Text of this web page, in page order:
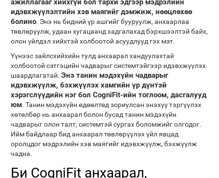
ажиллагааг хийхгүй бол тархи эдгээр мэдрэлийн
идэвхжүүлэлтийн хэв маягийг дэмжиж, нөөцлөхөө
болино. Энэ нь бидний үр ашгийг бууруулж, анхаарлаа
төвлөрүүлж, удаан хугацаанд хадгалахад бэрхшээлтэй байх,
олон үйлдэл хийхтэй холбоотой асуудлууд гэх мэт.
Үүнээс зайлсхийхийн тулд анхаарал хандуулахтай
холбоотой сэтгэцийн чадварыг системтэйгээр идэвхжүүлэх
шаардлагатай.Энэ танин мэдэхүйн чадварыг
идэвхжүүлж, бэхжүүлэх хамгийн үр дүнтэй
хэрэгслүүдийн нэг бол CogniFit-ийн тоглоом, дасгалууд
юм. Танин мэдэхүйн өдөөлтөд зориулсан энэхүү тэргүүлэх
хөтөлбөр нь анхаарал болон бусад танин мэдэхүйн
чадварыг олон талт, системтэй сургах боломжийг олгодог.
Ийм байдлаар бид анхаарал төвлөрүүлэх үйл явцад
оролцдог мэдрэлийн хэв маягийг идэвхжүүлж, бэхжүүлж
чадна.
Би CogniFit анхаарал,